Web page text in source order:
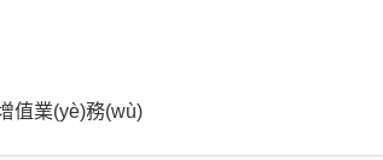
值業(yè)務(wù)